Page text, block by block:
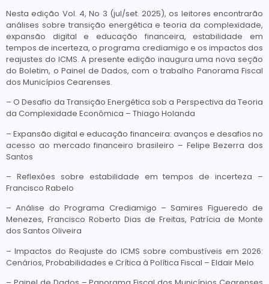
Nesta edição Vol. 4, No 3 (jul/set. 2025), os leitores encontrarão
análises sobre transição energética e teoria da complexidade,
expansão digital e educação financeira, estabilidade em
tempos de incerteza, o programa crediamigo e os impactos dos
reajustes do ICMS. A presente edição inaugura uma nova seção
do Boletim, o Painel de Dados, com o trabalho Panorama Fiscal
dos Municípios Cearenses.
– O Desafio da Transição Energética sob a Perspectiva da Teoria
da Complexidade Econômica – Thiago Holanda
– Expansão digital e educação financeira: avanços e desafios no
acesso ao mercado financeiro brasileiro – Felipe Bezerra dos
Santos
– Reflexões sobre estabilidade em tempos de incerteza –
Francisco Rabelo
– Análise do Programa Crediamigo – Samires Figueredo de
Menezes, Francisco Roberto Dias de Freitas, Patrícia de Monte
dos Santos Oliveira
– Impactos do Reajuste do ICMS sobre combustíveis em 2026:
Cenários, Probabilidades e Crítica à Política Fiscal – Eldair Melo